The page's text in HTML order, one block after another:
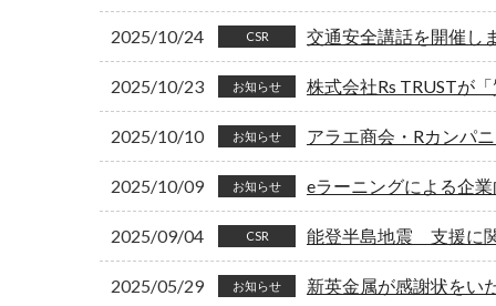
2025/10/24 CSR 交通安全講話を開催し
2025/10/23 お知らせ 株式会社Rs TRUSTが
2025/10/10 お知らせ アラエ商会・Rカンパ
2025/10/09 お知らせ eラーニングによる企
2025/09/04 CSR 能登半島地震 支援に
2025/05/29 お知らせ 新英金属が感謝状をい